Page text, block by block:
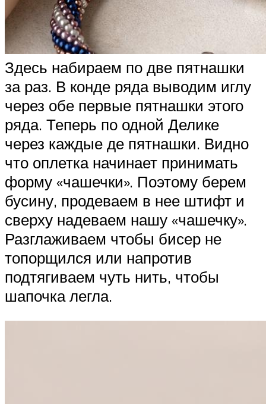
Здесь набираем по две пятнашки
за раз. В конде ряда выводим иглу
через обе первые пятнашки этого
ряда. Теперь по одной Делике
через каждые де пятнашки. Видно
что оплетка начинает принимать
форму «чашечки». Поэтому берем
бусину, продеваем в нее штифт и
сверху надеваем нашу «чашечку».
Разглаживаем чтобы бисер не
топорщился или напротив
подтягиваем чуть нить, чтобы
шапочка легла.